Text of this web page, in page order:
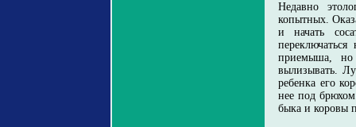
Недавно
копытных.
и начать
приемыша, но
вылизывать.
ребенка его
нее под
быка и коровы